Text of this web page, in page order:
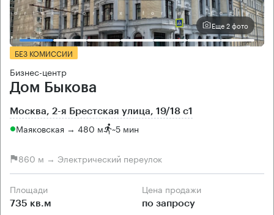
Еще 2 фото
БЕЗ КОМИССИИ
Бизнес-центр
Дом Быкова
Москва, 2-я Брестская улица, 19/18 с1
Маяковская → 480 м ~5 мин
860 м → Электрический переулок
Площади
735 кв.м
Цена продажи
по запросу